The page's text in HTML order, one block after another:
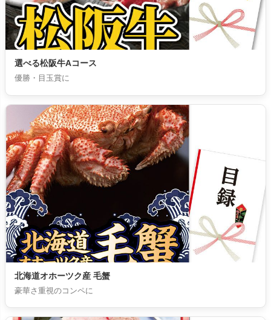
選べる松阪牛Aコース
優勝・目玉賞に
北海道オホーツク産 毛蟹
豪華さ重視のコンペに